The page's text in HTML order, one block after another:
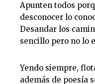
Apunten todos
desconocer lo
Desandar los
sencillo pero no lo
Yendo siempre,
además de poesía